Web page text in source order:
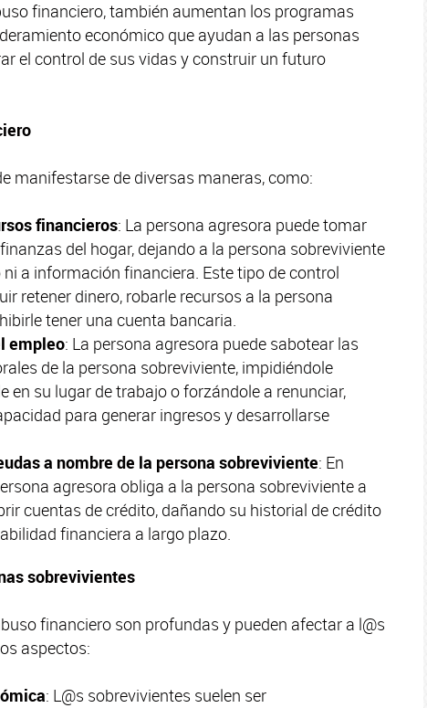
financiero, también aumentan los programas
económico que ayudan a las personas
el control de sus vidas y construir un futuro
manifestarse de diversas maneras, como:
financieros: La persona agresora puede tomar
del hogar, dejando a la persona sobreviviente
ni a información financiera. Este tipo de control
retener dinero, robarle recursos a la persona
tener una cuenta bancaria.
empleo: La persona agresora puede sabotear las
de la persona sobreviviente, impidiéndole
en su lugar de trabajo o forzándole a renunciar,
para generar ingresos y desarrollarse
a nombre de la persona sobreviviente: En
agresora obliga a la persona sobreviviente a
cuentas de crédito, dañando su historial de crédito
financiera a largo plazo.
sobrevivientes
financiero son profundas y pueden afectar a l@s
aspectos:
: L@s sobrevivientes suelen ser